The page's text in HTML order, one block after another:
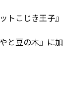
トこじき王子』
と豆の木』に加